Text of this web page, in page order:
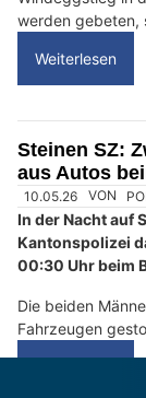
D
n
n
w
ä
h
l
e
n
S
i
e
b
10.07.26 VON
In der Nacht auf
Schaffhauser
Die Autos waren
Windeggstieg in
Weiterlesen